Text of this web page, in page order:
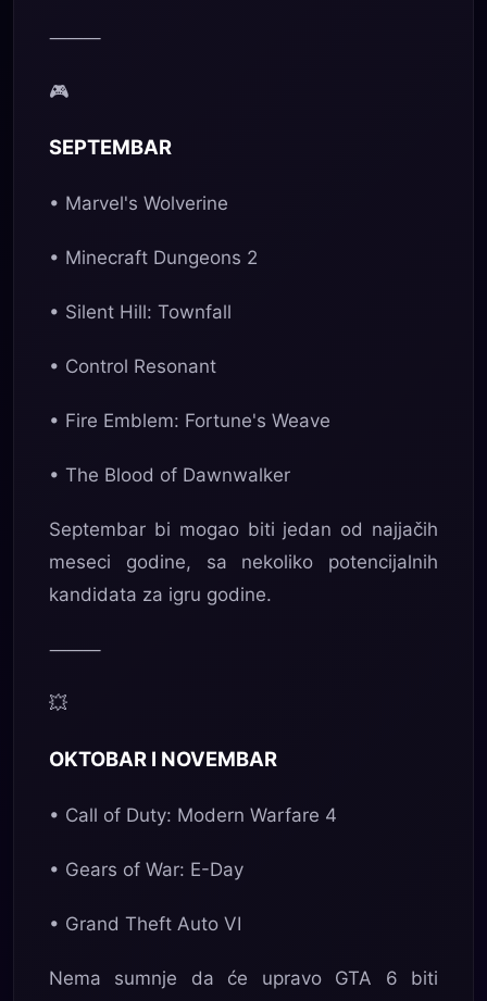
⸻
🎮
SEPTEMBAR
• Marvel's Wolverine
• Minecraft Dungeons 2
• Silent Hill: Townfall
• Control Resonant
• Fire Emblem: Fortune's Weave
• The Blood of Dawnwalker
Septembar bi mogao biti jedan od najjačih
meseci godine, sa nekoliko potencijalnih
kandidata za igru godine.
⸻
💥
OKTOBAR I NOVEMBAR
• Call of Duty: Modern Warfare 4
• Gears of War: E-Day
• Grand Theft Auto VI
Nema sumnje da će upravo GTA 6 biti